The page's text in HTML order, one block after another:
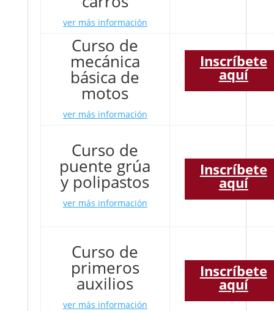
ver más información
Curso de
mecánica
básica de
motos
ver más información
Inscríbete
aquí
Curso de
puente grúa
y polipastos
ver más información
Inscríbete
aquí
Curso de
primeros
auxilios
ver más información
Inscríbete
aquí